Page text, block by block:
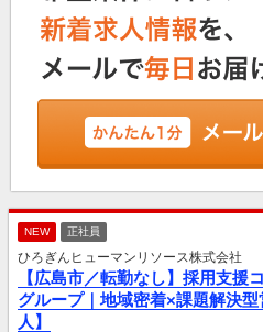
NEW 正社員
ひろぎんヒューマンリソース株式会社
【広島市／転勤なし】採用支
グループ｜地域密着×課題解決
人】